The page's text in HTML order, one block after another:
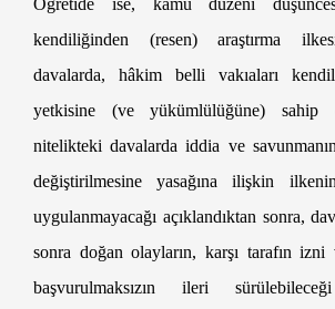
Öğretide ise, kamu düzeni
kendiliğinden (resen) araştırma
davalarda, hâkim belli vakıaları
yetkisine (ve yükümlülüğüne)
nitelikteki davalarda iddia ve
değiştirilmesine yasağına ilişkin
uygulanmayacağı açıklandıktan sonra,
sonra doğan olayların, karşı tarafın izni
başvurulmaksızın ileri